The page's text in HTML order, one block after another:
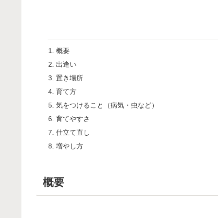
概要
出逢い
置き場所
育て方
気をつけること（病気・虫など）
育てやすさ
仕立て直し
増やし方
概要